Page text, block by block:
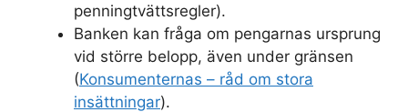
penningtvättsregler).
Banken kan fråga om pengarnas ursprung
vid större belopp, även under gränsen
(Konsumenternas – råd om stora
insättningar).